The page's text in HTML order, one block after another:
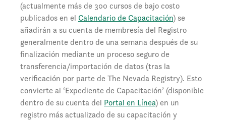
(actualmente más de 300 cursos de bajo costo
publicados en el Calendario de Capacitación) se
añadirán a su cuenta de membresía del Registro
generalmente dentro de una semana después de su
finalización mediante un proceso seguro de
transferencia/importación de datos (tras la
verificación por parte de The Nevada Registry). Esto
convierte al ‘Expediente de Capacitación’ (disponible
dentro de su cuenta del Portal en Línea) en un
registro más actualizado de su capacitación y